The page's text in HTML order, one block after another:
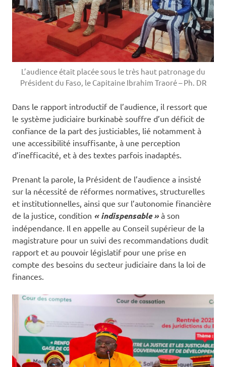
L’audience était placée sous le très haut patronage du
Président du Faso, le Capitaine Ibrahim Traoré – Ph. DR
Dans le rapport introductif de l’audience, il ressort que
le système judiciaire burkinabè souffre d’un déficit de
confiance de la part des justiciables, lié notamment à
une accessibilité insuffisante, à une perception
d’inefficacité, et à des textes parfois inadaptés.
Prenant la parole, la Président de l’audience a insisté
sur la nécessité de réformes normatives, structurelles
et institutionnelles, ainsi que sur l’autonomie financière
de la justice, condition « indispensable » à son
indépendance. Il en appelle au Conseil supérieur de la
magistrature pour un suivi des recommandations dudit
rapport et au pouvoir législatif pour une prise en
compte des besoins du secteur judiciaire dans la loi de
finances.